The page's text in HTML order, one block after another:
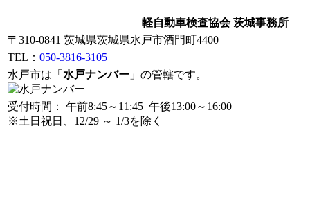
軽自動車検査協会 茨城事務所
〒310-0841 茨城県茨城県水戸市酒門町4400
TEL： 050-3816-3105
水戸市は「 水戸ナンバー 」の管轄です。
受付時間： 午前8:45～11:45 午後13:00～16:00
※土日祝日、12/29 ～ 1/3を除く